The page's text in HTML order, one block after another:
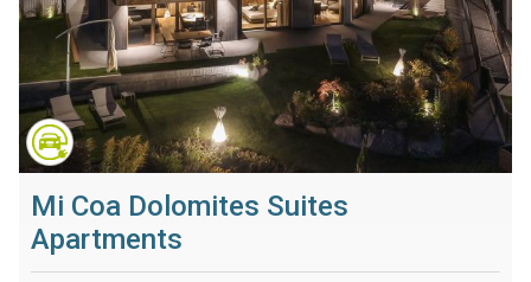
Mi Coa Dolomites Suites
Apartments